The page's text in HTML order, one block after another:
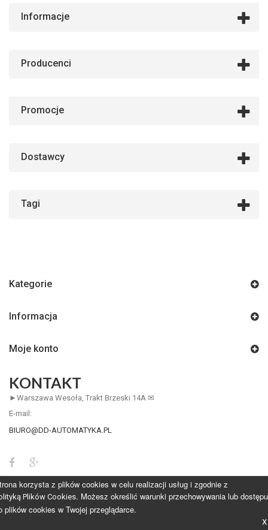
Informacje
Producenci
Promocje
Dostawcy
Tagi
Kategorie
Informacja
Moje konto
KONTAKT
►Warszawa Wesoła, Trakt Brzeski 14A ✉
E-mail:
BIURO@DD-AUTOMATYKA.PL
korzysta z plików cookies w celu realizacji usług i zgodnie z
Plików Cookies. Możesz określić warunki przechowywania lub dostępu
plików cookies w Twojej przeglądarce.
x